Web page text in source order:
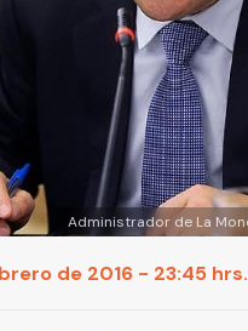
Administrador de La
de 2016 - 23:45 hrs.